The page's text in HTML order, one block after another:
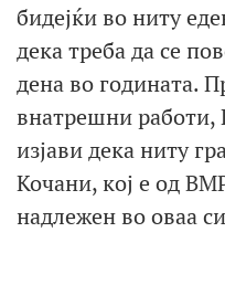
бидејќи во ниту
дека треба да се
дена во годината.
внатрешни
изјави дека ниту
Кочани, кој е од
надлежен во оваа